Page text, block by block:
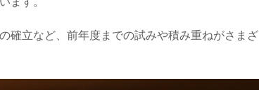
確立など、前年度までの試みや積み重ねがさまざ